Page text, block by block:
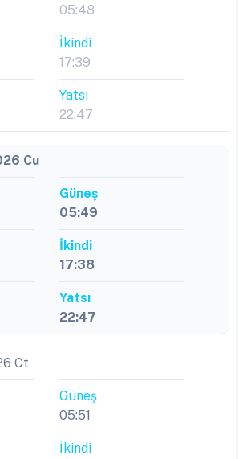
05:48
İkindi
17:39
Yatsı
22:47
Cu
Güneş
05:49
İkindi
17:38
Yatsı
22:47
Ct
Güneş
05:51
İkindi